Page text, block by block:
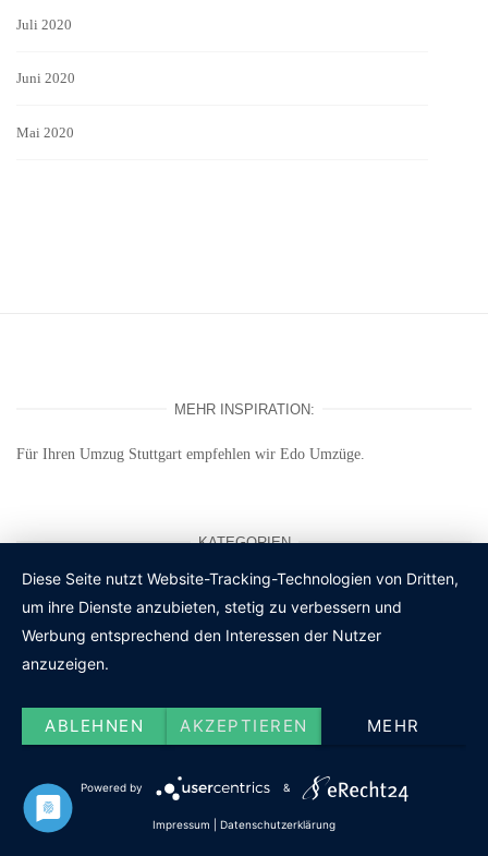
Juli 2020
Juni 2020
Mai 2020
MEHR INSPIRATION:
Für Ihren Umzug Stuttgart empfehlen wir Edo Umzüge.
KATEGORIEN
Aktivitäten
Blog
Einrichtung
Gebäude
Diese Seite nutzt Website-Tracking-Technologien von Dritten,
um ihre Dienste anzubieten, stetig zu verbessern und
Werbung entsprechend den Interessen der Nutzer
anzuzeigen.
ABLEHNEN AKZEPTIEREN MEHR
Powered by &
Impressum Datenschutzerklärung